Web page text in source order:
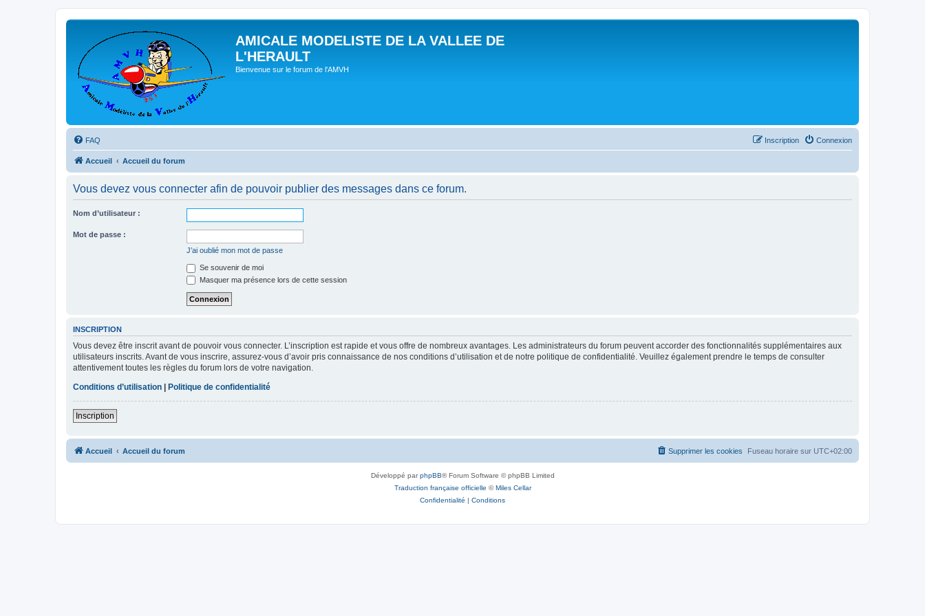
AMICALE MODELISTE DE LA VALLEE DE
L'HERAULT
Bienvenue sur le forum de l'AMVH
FAQ Connexion
Inscription
Accueil Accueil du forum
Vous devez vous connecter afin de pouvoir publier des messages dans ce forum.
Nom d’utilisateur :
Mot de passe :
J’ai oublié mon mot de passe
Se souvenir de moi
Masquer ma présence lors de cette session
INSCRIPTION
Vous devez être inscrit avant de pouvoir vous connecter. L’inscription est rapide et vous offre de nombreux avantages. Les administrateurs du forum peuvent accorder des fonctionnalités supplémentaires aux
utilisateurs inscrits. Avant de vous inscrire, assurez-vous d’avoir pris connaissance de nos conditions d’utilisation et de notre politique de confidentialité. Veuillez également prendre le temps de consulter
attentivement toutes les règles du forum lors de votre navigation.
Conditions d’utilisation | Politique de confidentialité
Inscription
Accueil Accueil du forum Fuseau horaire sur UTC+02:00
Supprimer les cookies
Développé parphpBB® Forum Software © phpBB Limited
Traduction française officielle ©Miles Cellar
Confidentialité | Conditions